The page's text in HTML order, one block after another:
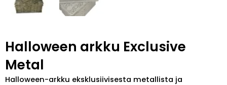
Halloween arkku Exclusive
Metal
Halloween-arkku eksklusiivisesta metallista ja